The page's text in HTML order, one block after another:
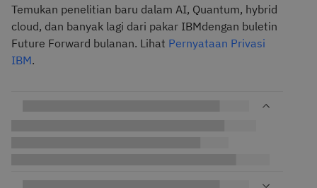
Temukan penelitian baru dalam AI, Quantum, hybrid
cloud, dan banyak lagi dari pakar IBMdengan buletin
Future Forward bulanan. Lihat Pernyataan Privasi
IBM.